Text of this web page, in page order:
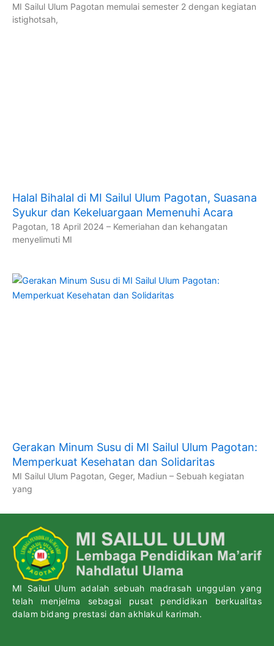
MI Sailul Ulum Pagotan memulai semester 2 dengan kegiatan
istighotsah,
Halal Bihalal di MI Sailul Ulum Pagotan, Suasana
Syukur dan Kekeluargaan Memenuhi Acara
Pagotan, 18 April 2024 – Kemeriahan dan kehangatan
menyelimuti MI
Gerakan Minum Susu di MI Sailul Ulum Pagotan:
Memperkuat Kesehatan dan Solidaritas
MI Sailul Ulum Pagotan, Geger, Madiun – Sebuah kegiatan
yang
MI Sailul Ulum adalah sebuah madrasah unggulan yang
telah menjelma sebagai pusat pendidikan berkualitas
dalam bidang prestasi dan akhlakul karimah.